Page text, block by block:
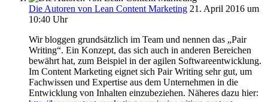
Die Autoren von Lean Content Marketing 21. April 2016 um
10:40 Uhr
Wir bloggen grundsätzlich im Team und nennen das „Pair
Writing“. Ein Konzept, das sich auch in anderen Bereichen
bewährt hat, zum Beispiel in der agilen Softwareentwicklung.
Im Content Marketing eignet sich Pair Writing sehr gut, um
Fachwissen und Expertise aus dem Unternehmen in die
Entwicklung von Inhalten einzubeziehen. Näheres dazu hier: